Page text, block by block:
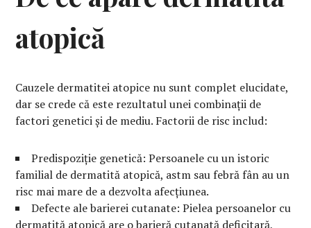
atopică
Cauzele dermatitei atopice nu sunt complet elucidate,
dar se crede că este rezultatul unei combinații de
factori genetici și de mediu. Factorii de risc includ:
Predispoziție genetică: Persoanele cu un istoric
familial de dermatită atopică, astm sau febră fân au un
risc mai mare de a dezvolta afecțiunea.
Defecte ale barierei cutanate: Pielea persoanelor cu
dermatită atopică are o barieră cutanată deficitară,